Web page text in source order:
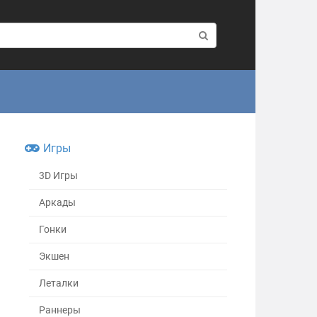
Игры
3D Игры
Аркады
Гонки
Экшен
Леталки
Раннеры